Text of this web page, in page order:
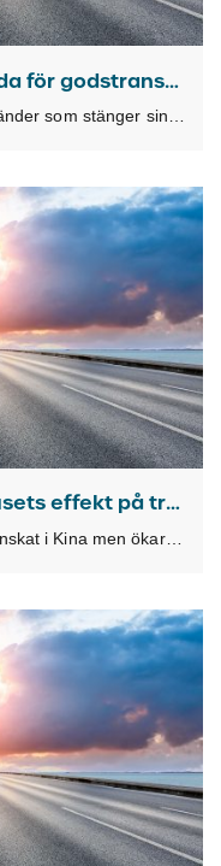
Landsgränser är inte stängda för godstransporter
Uppdatering om coronavirusets effekt på transporter
Spridningen av coronaviruset har minskat i Kina men ökar i Europa. Våra transporter fortlöper som